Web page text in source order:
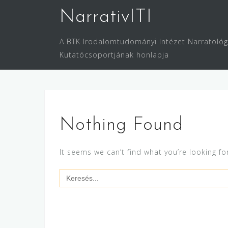
NarrativITI
A BTK Irodalomtudományi Intézet
Kutatócsoportjának honlapja
Nothing Found
It seems we can’t find what you’re looking
Search
for: